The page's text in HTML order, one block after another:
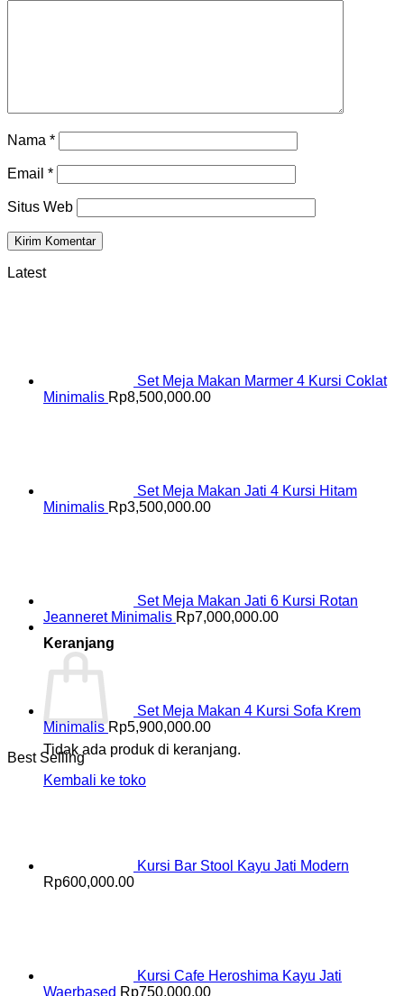
Keranjang
Tidak ada produk di keranjang.
Kembali ke toko
Nama *
Email *
Situs Web
Latest
Set Meja Makan Marmer 4 Kursi Coklat
Minimalis Rp8,500,000.00
Set Meja Makan Jati 4 Kursi Hitam
Minimalis Rp3,500,000.00
Set Meja Makan Jati 6 Kursi Rotan
Jeanneret Minimalis Rp7,000,000.00
Set Meja Makan 4 Kursi Sofa Krem
Minimalis Rp5,900,000.00
Best Selling
Kursi Bar Stool Kayu Jati Modern
Rp600,000.00
Kursi Cafe Heroshima Kayu Jati
Waerbased Rp750,000.00